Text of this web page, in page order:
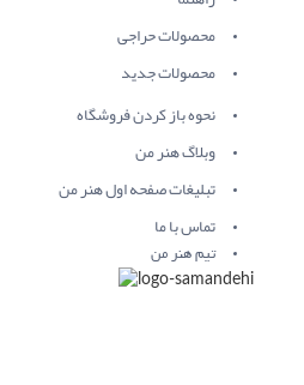
محصولات حراجی
محصولات جدید
نحوه باز کردن فروشگاه
وبلاگ هنر من
تبلیغات صفحه اول هنر من
تماس با ما
تیم هنر من